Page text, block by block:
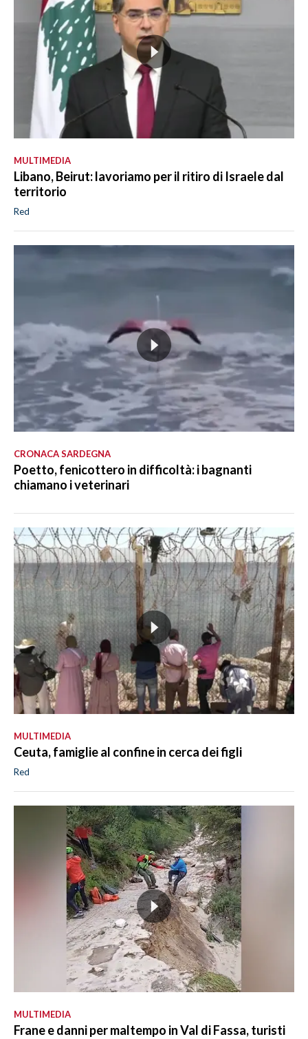
MULTIMEDIA
Libano, Beirut: lavoriamo per il ritiro di Israele dal
territorio
Red
CRONACA SARDEGNA
Poetto, fenicottero in difficoltà: i bagnanti
chiamano i veterinari
MULTIMEDIA
Ceuta, famiglie al confine in cerca dei figli
Red
MULTIMEDIA
Frane e danni per maltempo in Val di Fassa, turisti